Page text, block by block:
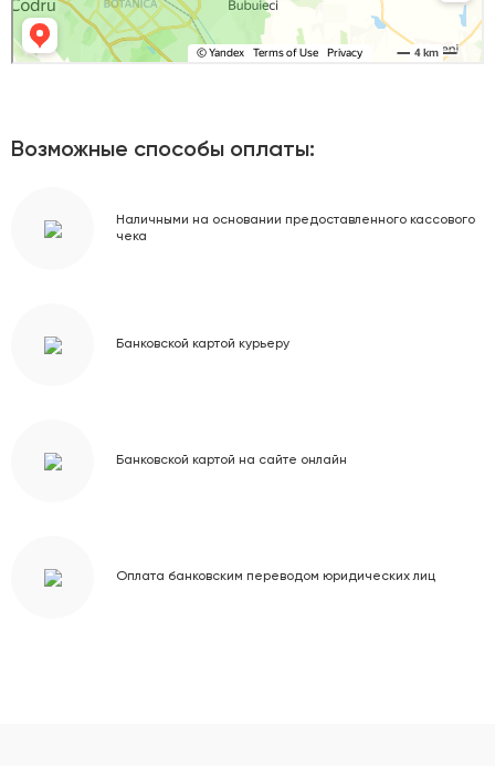
Возможные способы оплаты:
Наличными на основании предоставленного кассового
чека
Банковской картой курьеру
Банковской картой на сайте онлайн
Оплата банковским переводом юридических лиц